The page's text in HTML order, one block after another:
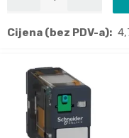
Cijena (bez PDV-a):